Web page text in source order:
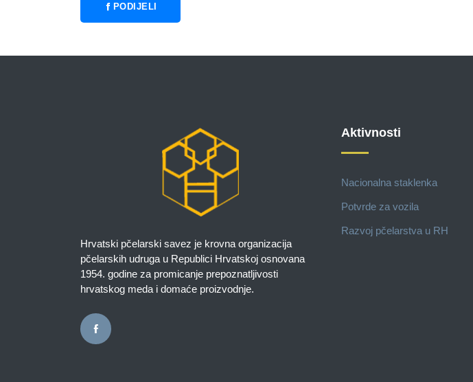
PODIJELI
Hrvatski pčelarski savez je krovna organizacija
pčelarskih udruga u Republici Hrvatskoj osnovana
1954. godine za promicanje prepoznatljivosti
hrvatskog meda i domaće proizvodnje.
Aktivnosti
Nacionalna staklenka
Potvrde za vozila
Razvoj pčelarstva u RH